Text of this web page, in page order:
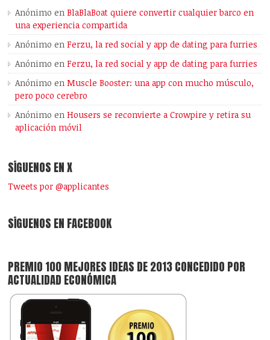
Anónimo enBlaBlaBoat quiere convertir cualquier barco en
una experiencia compartida
Anónimo enFerzu, la red social y app de dating para furries
Anónimo enFerzu, la red social y app de dating para furries
Anónimo enMuscle Booster: una app con mucho músculo,
pero poco cerebro
Anónimo enHousers se reconvierte a Crowpire y retira su
aplicación móvil
SÍGUENOS EN X
Tweets por @applicantes
SÍGUENOS EN FACEBOOK
PREMIO 100 MEJORES IDEAS DE 2013 CONCEDIDO POR
ACTUALIDAD ECONÓMICA